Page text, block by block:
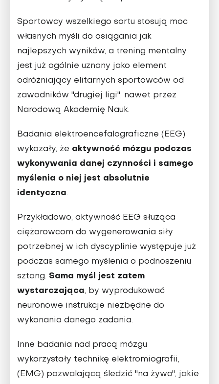
Sportowcy wszelkiego sortu stosują moc
własnych myśli do osiągania jak
najlepszych wyników, a trening mentalny
jest już ogólnie uznany jako element
odróżniający elitarnych sportowców od
zawodników "drugiej ligi", nawet przez
Narodową Akademię Nauk.
Badania elektroencefalograficzne (EEG)
wykazały, że aktywność mózgu podczas
wykonywania danej czynności i samego
myślenia o niej jest absolutnie
identyczna.
Przykładowo, aktywność EEG służąca
ciężarowcom do wygenerowania siły
potrzebnej w ich dyscyplinie występuje już
podczas samego myślenia o podnoszeniu
sztang. Sama myśl jest zatem
wystarczająca, by wyprodukować
neuronowe instrukcje niezbędne do
wykonania danego zadania.
Inne badania nad pracą mózgu
wykorzystały technikę elektromiografii,
(EMG) pozwalającą śledzić "na żywo", jakie